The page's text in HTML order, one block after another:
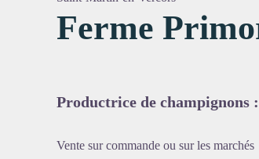
Ferme
Productrice de champignons
Vente sur commande ou sur les marchés